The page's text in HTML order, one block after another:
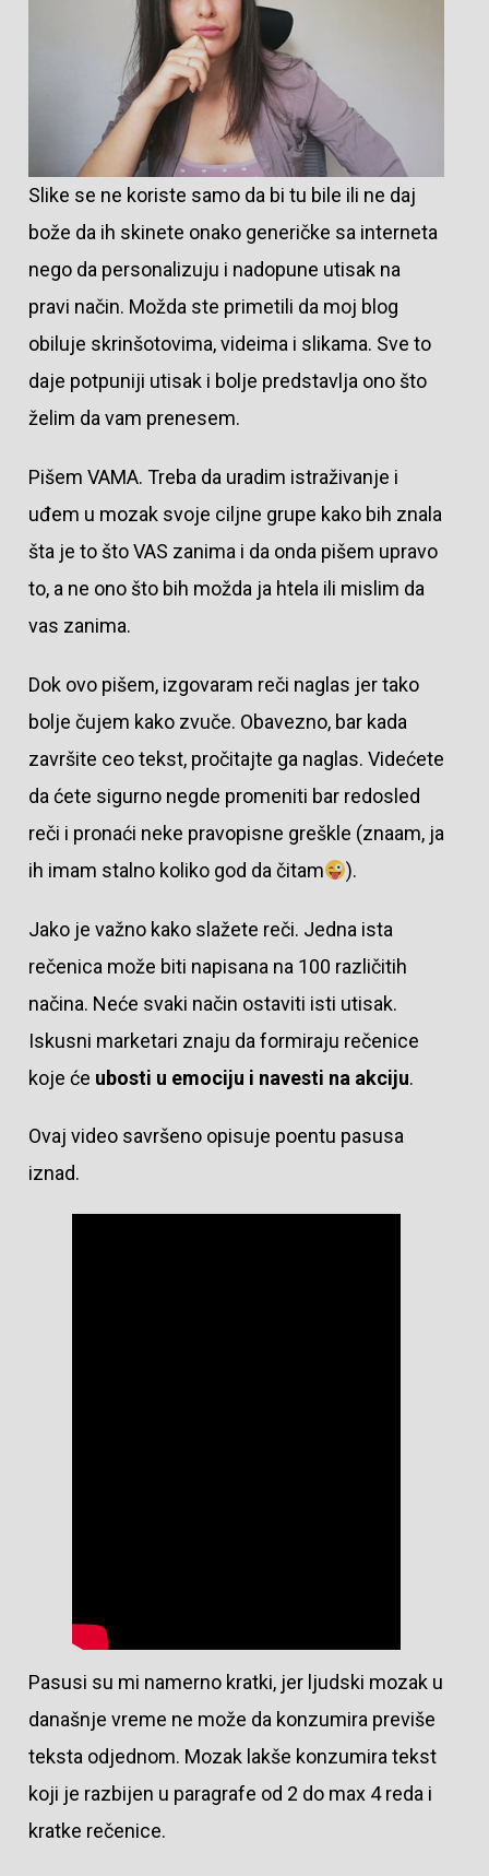
Slike se ne koriste samo da bi tu bile ili ne daj
bože da ih skinete onako generičke sa interneta
nego da personalizuju i nadopune utisak na
pravi način. Možda ste primetili da moj blog
obiluje skrinšotovima, videima i slikama. Sve to
daje potpuniji utisak i bolje predstavlja ono što
želim da vam prenesem.
Pišem VAMA. Treba da uradim istraživanje i
uđem u mozak svoje ciljne grupe kako bih znala
šta je to što VAS zanima i da onda pišem upravo
to, a ne ono što bih možda ja htela ili mislim da
vas zanima.
Dok ovo pišem, izgovaram reči naglas jer tako
bolje čujem kako zvuče. Obavezno, bar kada
završite ceo tekst, pročitajte ga naglas. Videćete
da ćete sigurno negde promeniti bar redosled
reči i pronaći neke pravopisne greškle (znaam, ja
ih imam stalno koliko god da čitam
).
Jako je važno kako slažete reči. Jedna ista
rečenica može biti napisana na 100 različitih
načina. Neće svaki način ostaviti isti utisak.
Iskusni marketari znaju da formiraju rečenice
koje će ubosti u emociju i navesti na akciju.
Ovaj video savršeno opisuje poentu pasusa
iznad.
Pasusi su mi namerno kratki, jer ljudski mozak u
današnje vreme ne može da konzumira previše
teksta odjednom. Mozak lakše konzumira tekst
koji je razbijen u paragrafe od 2 do max 4 reda i
kratke rečenice.